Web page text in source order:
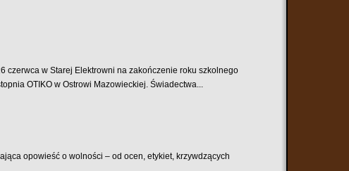
czerwca w Starej Elektrowni na zakończenie roku szkolnego
OTIKO w Ostrowi Mazowieckiej. Świadectwa...
opowieść o wolności – od ocen, etykiet, krzywdzących